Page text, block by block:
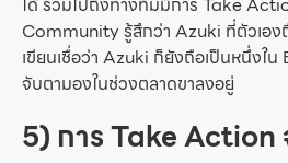
Community รู้สึกว่า Azuki ที่ตัวเอ
เขียนเชื่อว่า Azuki ก็ยังถือเป็นหนึ่งใ
จับตามองในช่วงตลาดขาลงอยู่
5) การ Take